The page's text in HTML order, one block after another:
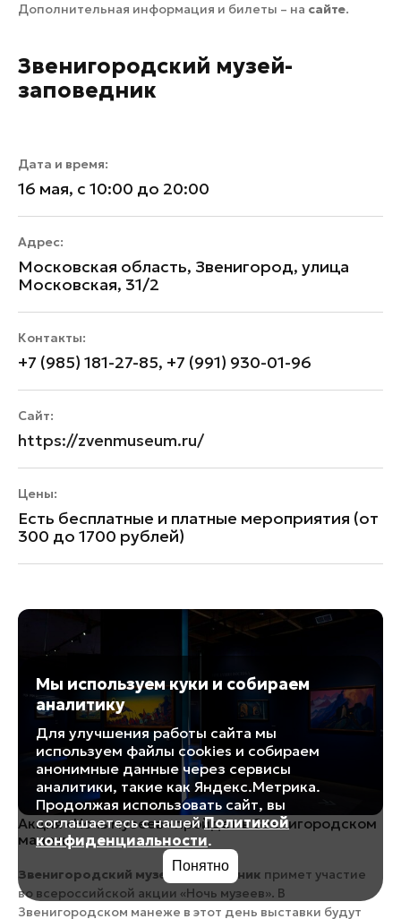
Дополнительная информация и билеты – на сайте.
Звенигородский музей-
заповедник
Дата и время:
16 мая, с 10:00 до 20:00
Адрес:
Московская область, Звенигород, улица
Московская, 31/2
Контакты:
+7 (985) 181-27-85, +7 (991) 930-01-96
Сайт:
https://zvenmuseum.ru/
Цены:
Есть бесплатные и платные мероприятия (от
300 до 1700 рублей)
Акция «Ночь музеев» пройдет в Звенигородском
манеже
Звенигородский музей-заповедник примет участие
во всероссийской акции «Ночь музеев». В
Звенигородском манеже в этот день выставки будут
Мы используем куки и собираем
аналитику
Для улучшения работы сайта мы
используем файлы cookies и собираем
анонимные данные через сервисы
аналитики, такие как Яндекс.Метрика.
Продолжая использовать сайт, вы
соглашаетесь с нашейПолитикой
конфиденциальности.
Понятно